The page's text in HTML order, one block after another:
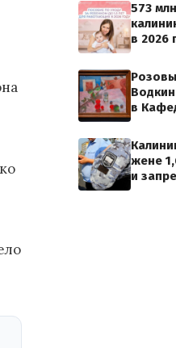
573
в 2026
в
жене
и